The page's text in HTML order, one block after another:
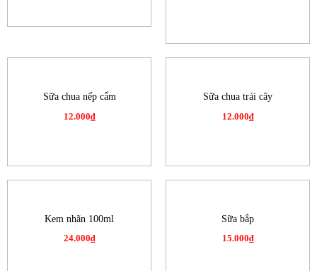
Sữa chua nếp cẩm
12.000₫
Sữa chua trái cây
12.000₫
Kem nhãn 100ml
24.000₫
Sữa bắp
15.000₫